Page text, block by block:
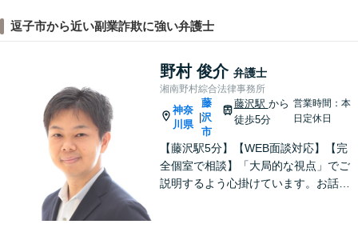
逗子市から近い副業詐欺に強い弁護士
野村 俊介 弁護士
湘南野村綜合法律事務所
神奈
川県
藤
沢
市
藤沢駅 から
徒歩5分
営業時間：本
日定休日
【藤沢駅5分】【WEB面談対応】【完
全個室で相談】「大局的な視点」でご
説明するよう心掛けています。お話を